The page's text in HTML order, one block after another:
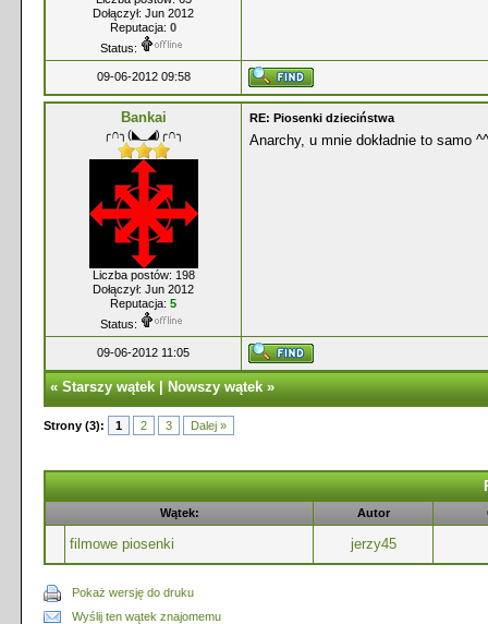
Dołączył: Jun 2012
Reputacja: 0
Status:
09-06-2012 09:58
Bankai
╭∩╮(◣_◢)╭∩╮
Liczba postów: 198
Dołączył: Jun 2012
Reputacja: 5
Status:
RE: Piosenki dzieciństwa
Anarchy, u mnie dokładnie to samo
09-06-2012 11:05
«Starszy wątek|Nowszy wątek»
Strony (3): 1 2 3 Dalej »
Wątek: Autor
filmowe piosenki jerzy45
Pokaż wersję do druku
Wyślij ten wątek znajomemu